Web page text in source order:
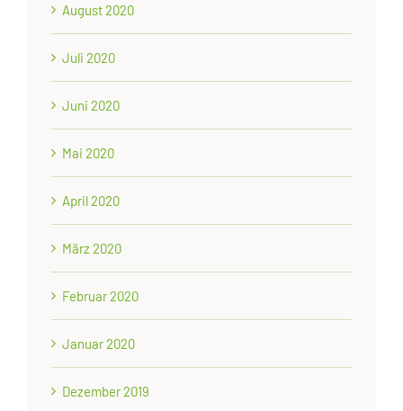
August 2020
Juli 2020
Juni 2020
Mai 2020
April 2020
März 2020
Februar 2020
Januar 2020
Dezember 2019